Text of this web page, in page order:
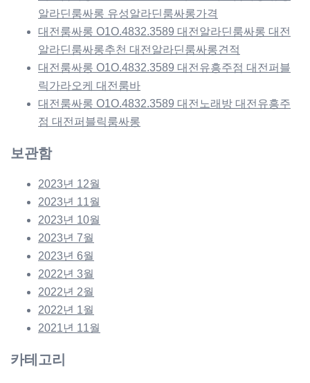
알라딘룸싸롱 유성알라딘룸싸롱가격
대전룸싸롱 O1O.4832.3589 대전알라딘룸싸롱 대전
알라딘룸싸롱추천 대전알라딘룸싸롱견적
대전룸싸롱 O1O.4832.3589 대전유흥주점 대전퍼블
릭가라오케 대전룸바
대전룸싸롱 O1O.4832.3589 대전노래방 대전유흥주
점 대전퍼블릭룸싸롱
보관함
2023년 12월
2023년 11월
2023년 10월
2023년 7월
2023년 6월
2022년 3월
2022년 2월
2022년 1월
2021년 11월
카테고리